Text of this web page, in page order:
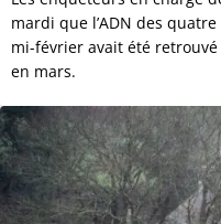
mardi que l’ADN des
mi-février avait été
en mars.